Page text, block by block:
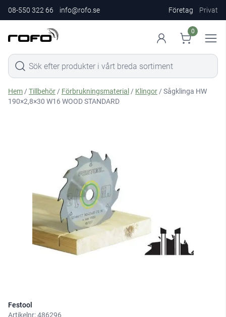
08-550 322 66 info@rofo.se Företag Privat
0
Hem /Tillbehör / Förbrukningsmaterial / Klingor / Sågklinga HW
190×2,8×30 W16 WOOD STANDARD
Festool
Artikelnr:486296